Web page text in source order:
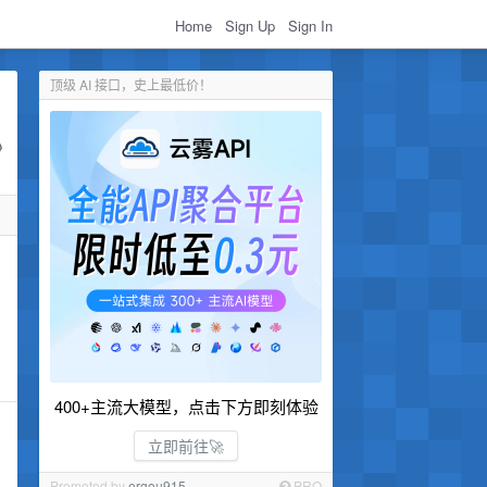
Home Sign Up Sign In
顶级 AI 接口，史上最低价！
400+主流大模型，点击下方即刻体验
立即前往🚀